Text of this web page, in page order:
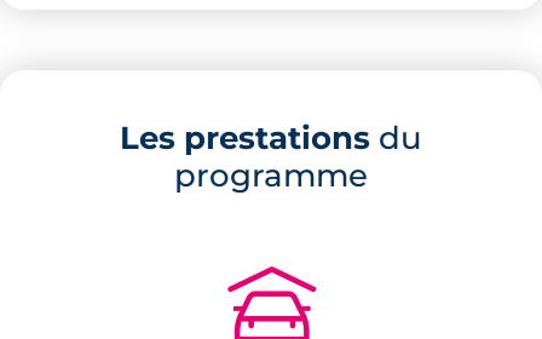
nombreux sous-traitants d’Airbus ayant
nombre de commerces en tous genres pour le
plaisir de ses habitants. La ville est, en outre,
qu’il est possible d’emprunter sans surcoût
avec un abonnement Tisséo.
Les prestations du
programme
🚗